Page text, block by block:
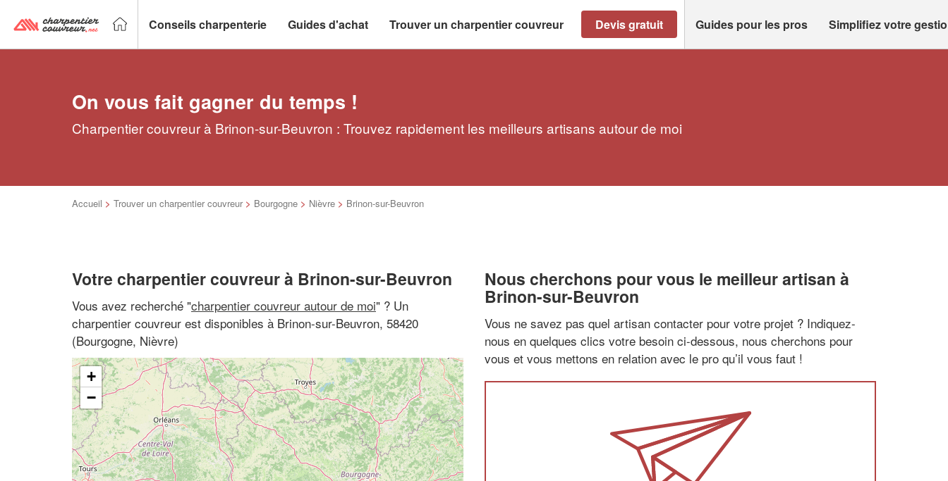
Conseils charpenterie Guides d'achat Trouver un charpentier couvreur Devis gratuit Guides pour les pros Simplifiez votre
On vous fait gagner du temps !
Charpentier couvreur à Brinon-sur-Beuvron : Trouvez rapidement les meilleurs artisans autour de moi
Accueil > Trouver un charpentier couvreur > Bourgogne > Nièvre > Brinon-sur-Beuvron
Votre charpentier couvreur à Brinon-sur-Beuvron
Vous avez recherché "charpentier couvreur autour de moi" ? Un
charpentier couvreur est disponibles à Brinon-sur-Beuvron, 58420
(Bourgogne, Nièvre)
+
−
Nous cherchons pour vous le meilleur artisan à
Brinon-sur-Beuvron
Vous ne savez pas quel artisan contacter pour votre projet ? Indiquez-
nous en quelques clics votre besoin ci-dessous, nous cherchons pour
vous et vous mettons en relation avec le pro qu’il vous faut !